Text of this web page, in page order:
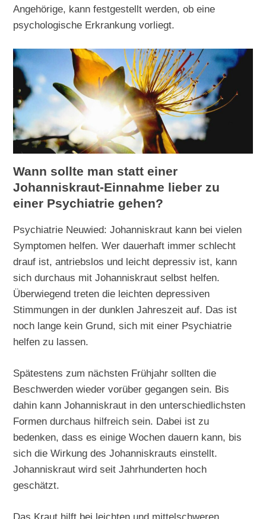
Angehörige, kann festgestellt werden, ob eine
psychologische Erkrankung vorliegt.
Wann sollte man statt einer
Johanniskraut-Einnahme lieber zu
einer Psychiatrie gehen?
Psychiatrie Neuwied: Johanniskraut kann bei vielen
Symptomen helfen. Wer dauerhaft immer schlecht
drauf ist, antriebslos und leicht depressiv ist, kann
sich durchaus mit Johanniskraut selbst helfen.
Überwiegend treten die leichten depressiven
Stimmungen in der dunklen Jahreszeit auf. Das ist
noch lange kein Grund, sich mit einer Psychiatrie
helfen zu lassen.
Spätestens zum nächsten Frühjahr sollten die
Beschwerden wieder vorüber gegangen sein. Bis
dahin kann Johanniskraut in den unterschiedlichsten
Formen durchaus hilfreich sein. Dabei ist zu
bedenken, dass es einige Wochen dauern kann, bis
sich die Wirkung des Johanniskrauts einstellt.
Johanniskraut wird seit Jahrhunderten hoch
geschätzt.
Das Kraut hilft bei leichten und mittelschweren